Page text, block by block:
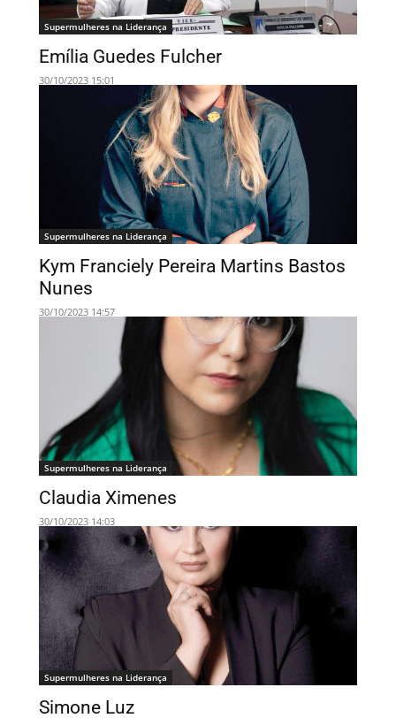
Supermulheres na Liderança
Emília Guedes Fulcher
30/10/2023 15:01
Supermulheres na Liderança
Kym Franciely Pereira Martins Bastos
Nunes
30/10/2023 14:57
Supermulheres na Liderança
Claudia Ximenes
30/10/2023 14:03
Supermulheres na Liderança
Simone Luz